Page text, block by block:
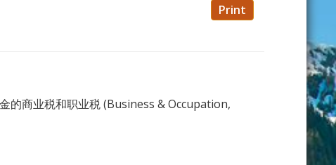
Print
的商业税和职业税 (Business & Occupation,